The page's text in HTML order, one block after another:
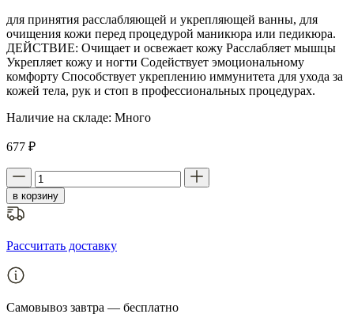
для принятия расслабляющей и укрепляющей ванны, для
очищения кожи перед процедурой маникюра или педикюра.
ДЕЙСТВИЕ: Очищает и освежает кожу Расслабляет мышцы
Укрепляет кожу и ногти Cодействует эмоциональному
комфорту Cпособствует укреплению иммунитета для ухода за
кожей тела, рук и стоп в профессиональных процедурах.
Наличие на складе: Много
677 ₽
в корзину
Рассчитать доставку
Самовывоз завтра — бесплатно